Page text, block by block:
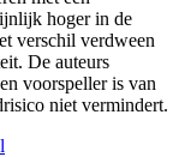
hoger in de
verschil verdween
De auteurs
voorspeller is van
niet vermindert.